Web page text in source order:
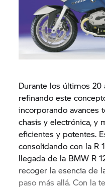
Durante los últimos 20
refinando este
incorporando avances
chasis y electrónica, y
eficientes y potentes.
consolidando con la R
llegada de la BMW R
recoger la esencia de
paso más allá. Con la